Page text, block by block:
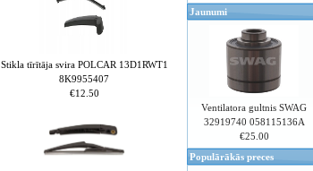
Stikla tīrītāja svira POLCAR 13D1RWT1
8K9955407
€12.50
Jaunumi
Ventilatora gultnis SWAG
32919740 058115136A
€25.00
Populārākās preces